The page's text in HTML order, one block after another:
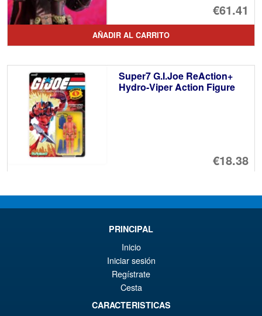
€61.41
El
AÑADIR AL CARRITO
Super7 G.I.Joe ReAction+
Hydro-Viper Action Figure
€18.38
Super7 G.I.Joe ReAction+
Flash Action Figure
PRINCIPAL
Inicio
Iniciar sesión
Regístrate
Cesta
CARACTERISTICAS